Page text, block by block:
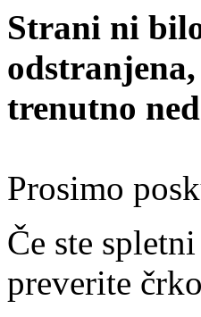
Strani ni
trenutno
Prosimo
Če ste
preverite